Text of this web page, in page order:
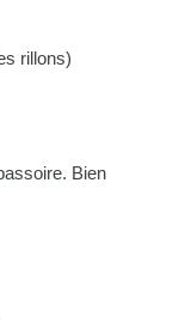
rillons)
Bien